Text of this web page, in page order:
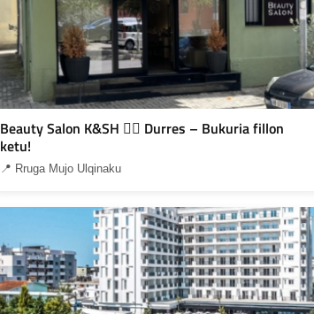
Beauty Salon K&SH 💇‍♀️ Durres – Bukuria fillon
ketu!
📍 Rruga Mujo Ulqinaku